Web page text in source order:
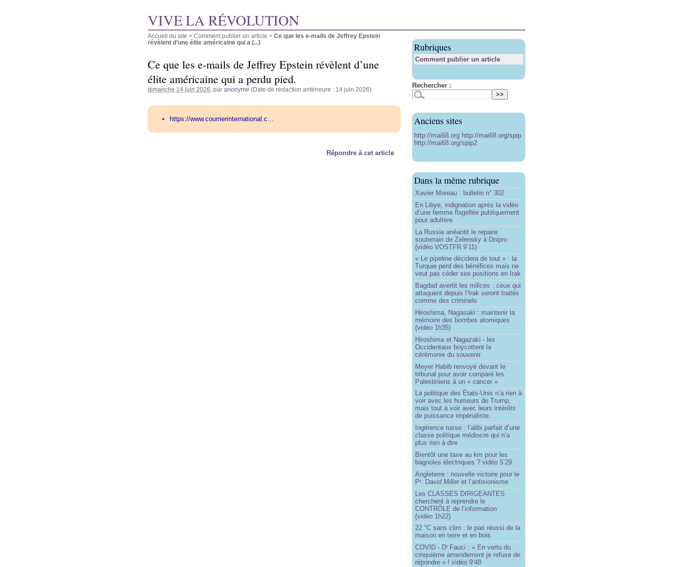
VIVE LA RÉVOLUTION
Accueil du site > Comment publier un article > Ce que les e-mails de Jeffrey Epstein
révèlent d’une élite américaine qui a (...)
Ce que les e-mails de Jeffrey Epstein révèlent d’une
élite américaine qui a perdu pied.
dimanche 14 juin 2026 , par anonyme (Date de rédaction antérieure : 14 juin 2026).
https://www.courrierinternational.c…
Répondre à cet article
Rubriques
Comment publier un article
Rechercher :
Anciens sites
http://mai68.org http://mai68.org/spip
http://mai68.org/spip2
Dans la même rubrique
Xavier Moreau : bulletin n° 302
En Libye, indignation après la vidéo
d’une femme flagellée publiquement
pour adultère
La Russie anéantit le repaire
souterrain de Zelensky à Dnipro
(vidéo VOSTFR 9’11)
« Le pipeline décidera de tout » : la
Turquie perd des bénéfices mais ne
veut pas céder ses positions en Irak
Bagdad avertit les milices : ceux qui
attaquent depuis l’Irak seront traités
comme des criminels
Hiroshima, Nagasaki : maintenir la
mémoire des bombes atomiques
(vidéo 1h35)
Hiroshima et Nagazaki - les
Occidentaux boycottent la
cérémonie du souvenir
Meyer Habib renvoyé devant le
tribunal pour avoir comparé les
Palestiniens à un « cancer »
La politique des États-Unis n’a rien à
voir avec les humeurs de Trump,
mais tout à voir avec leurs intérêts
de puissance impérialiste.
Ingérence russe : l’alibi parfait d’une
classe politique médiocre qui n’a
plus rien à dire
Bientôt une taxe au km pour les
bagnoles électriques ? vidéo 5’29
Angleterre : nouvelle victoire pour le
Pr
. David Miller et l’antisionisme
Les CLASSES DIRIGEANTES
cherchent à reprendre le
CONTRÔLE de l’information
(vidéo 1h22)
22 °C sans clim : le pari réussi de la
maison en terre et en bois
COVID - Dr Fauci : « En vertu du
cinquième amendement je refuse de
répondre » ! vidéo 9’48